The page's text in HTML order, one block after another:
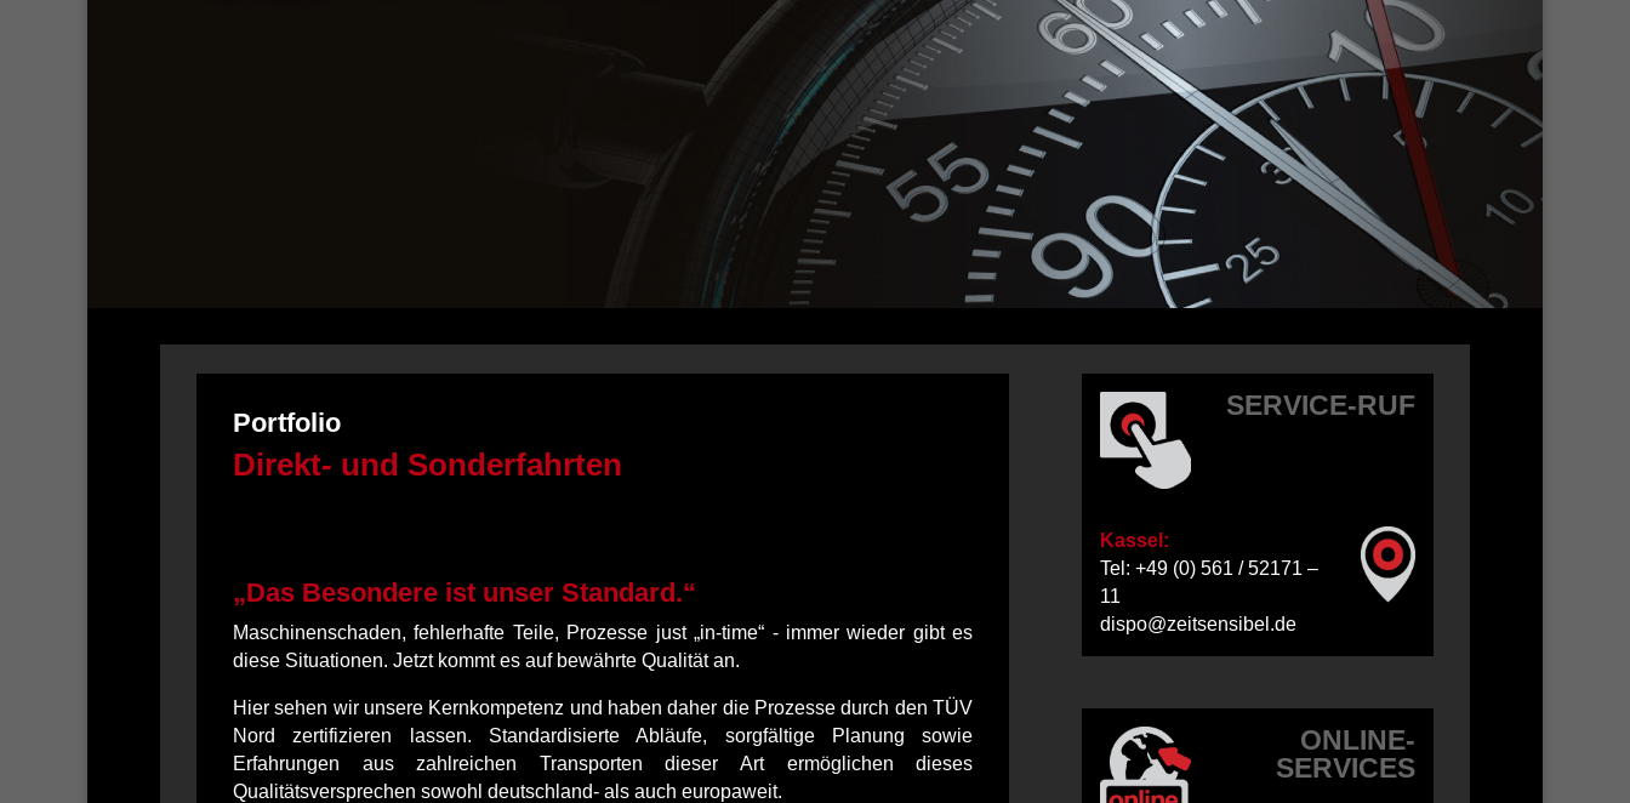
Portfolio
Direkt- und Sonderfahrten
„Das Besondere ist unser Standard.“
Maschinenschaden, fehlerhafte Teile, Prozesse just „in‐time“ ‐ immer wieder gibt es
diese Situationen. Jetzt kommt es auf bewährte Qualität an.
Hier sehen wir unsere Kernkompetenz und haben daher die Prozesse durch den TÜV
Nord zertifizieren lassen. Standardisierte Abläufe, sorgfältige Planung sowie
Erfahrungen aus zahlreichen Transporten dieser Art ermöglichen dieses
Qualitätsversprechen sowohl deutschland‐ als auch europaweit.
SERVICE-RUF
Kassel:
Tel: +49 (0) 561 / 52171 –
11
dispo@zeitsensibel.de
ONLINE-
SERVICES